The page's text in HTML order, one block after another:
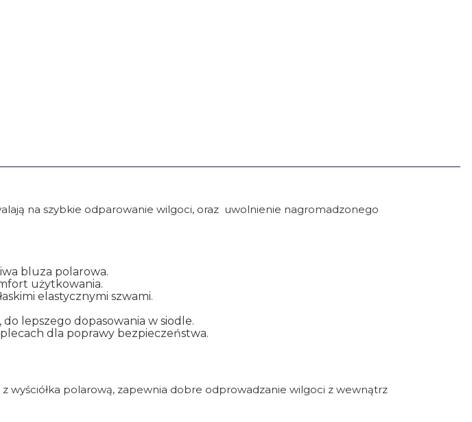
na szybkie odparowanie wilgoci, oraz uwolnienie nagromadzonego
bluza polarowa.
użytkowania.
elastycznymi szwami.
lepszego dopasowania w siodle.
dla poprawy bezpieczeństwa.
z wyściółka polarową, zapewnia dobre odprowadzanie wilgoci z wewnątrz